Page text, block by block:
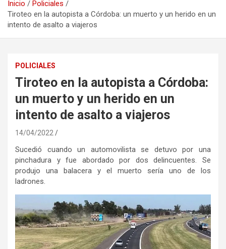
Inicio
Policiales
Tiroteo en la autopista a Córdoba: un muerto y un herido en un
intento de asalto a viajeros
POLICIALES
Tiroteo en la autopista a Córdoba:
un muerto y un herido en un
intento de asalto a viajeros
14/04/2022
Sucedió cuando un automovilista se detuvo por una
pinchadura y fue abordado por dos delincuentes. Se
produjo una balacera y el muerto sería uno de los
ladrones.